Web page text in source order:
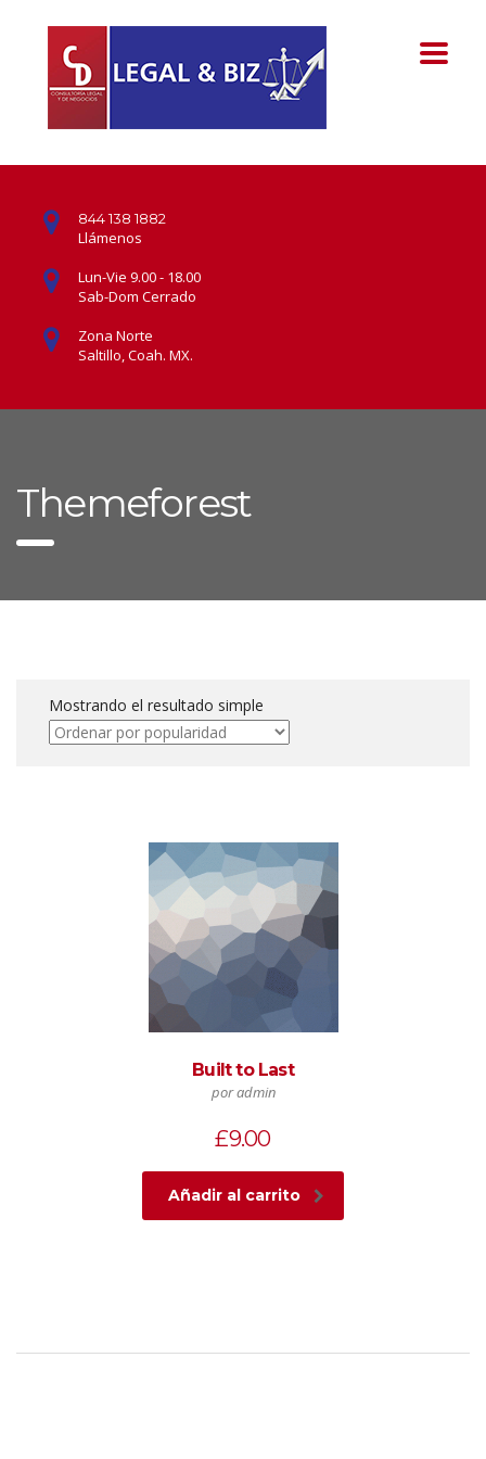
844 138 1882
Llámenos
Lun-Vie 9.00 - 18.00
Sab-Dom Cerrado
Zona Norte
Saltillo, Coah. MX.
Themeforest
Mostrando el resultado simple
Built to Last
por admin
£9.00
Añadir al carrito